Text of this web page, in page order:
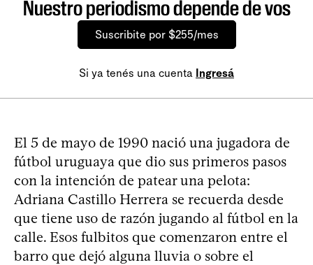
Nuestro periodismo depende de vos
Suscribite por $255/mes
Si ya tenés una cuenta Ingresá
El 5 de mayo de 1990 nació una jugadora de
fútbol uruguaya que dio sus primeros pasos
con la intención de patear una pelota:
Adriana Castillo Herrera se recuerda desde
que tiene uso de razón jugando al fútbol en la
calle. Esos fulbitos que comenzaron entre el
barro que dejó alguna lluvia o sobre el